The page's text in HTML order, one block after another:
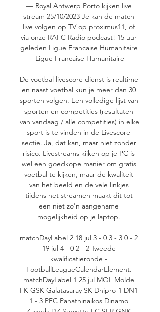
— Royal Antwerp Porto kijken live
stream 25/10/2023 Je kan de match
live volgen op TV op proximus11, of
via onze RAFC Radio podcast! 15 uur
geleden Ligue Francaise Humanitaire
Ligue Francaise Humanitaire
De voetbal livescore dienst is realtime
en naast voetbal kun je meer dan 30
sporten volgen. Een volledige lijst van
sporten en competities (resultaten
van vandaag / alle competities) in elke
sport is te vinden in de Livescore-
sectie. Ja, dat kan, maar niet zonder
risico. Livestreams kijken op je PC is
wel een goedkope manier om gratis
voetbal te kijken, maar de kwaliteit
van het beeld en de vele linkjes
tijdens het streamen maakt dit tot
een niet zo'n aangename
mogelijkheid op je laptop.
matchDayLabel 2 18 jul 3 - 0 3 - 3 0 - 2
19 jul 4 - 0 2 - 2 Tweede
kwalificatieronde -
FootballLeagueCalendarElement.
matchDayLabel 1 25 jul MOL Molde
FK GSK Galatasaray SK Dnipro-1 DN1
1 - 3 PFC Panathinaikos Dinamo